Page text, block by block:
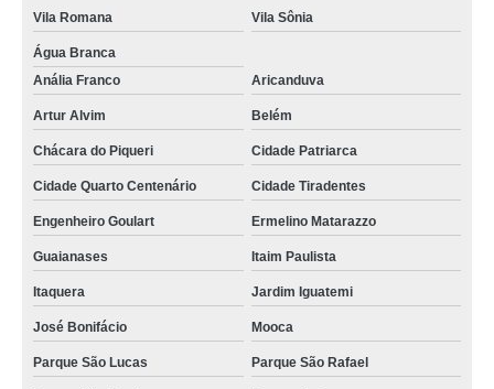
cartão pvc para crachás valor Vila Marisa Mazzei
empresa que faz cartão em pvc personalizado Jardins
cartão pvc para crachás valor Vila Andrade
empresa que faz cartão de pvc Sapopemba
cartão de pvc Jardim América
onde comprar cartão de acesso pvc Itaim Bibi
cartão de visita em pvc valor Paulínia
cartão de pvc valor Vila Leopoldina
empresa que faz cartão de acesso pvc Guaianases
Vila Romana Vila Sônia
Água Branca
Anália Franco
Aricanduva
Artur Alvim Belém
Chácara do Piqueri Cidade Patriarca
Cidade Quarto Centenário Cidade Tiradentes
Engenheiro Goulart Ermelino Matarazzo
Guaianases Itaim Paulista
Itaquera Jardim Iguatemi
José Bonifácio Mooca
Parque São Lucas Parque São Rafael